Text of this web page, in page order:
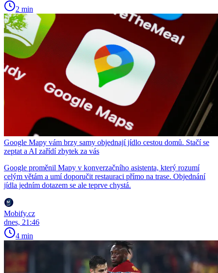
2 min
Google Mapy vám brzy samy objednají jídlo cestou domů. Stačí se
zeptat a AI zařídí zbytek za vás
Google proměnil Mapy v konverzačního asistenta, který rozumí
celým větám a umí doporučit restauraci přímo na trase. Objednání
jídla jedním dotazem se ale teprve chystá.
Mobify.cz
dnes, 21:46
4 min